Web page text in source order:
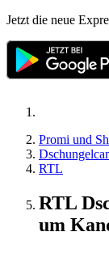
Jetzt die neue
Promi und
RTL
RTL
um